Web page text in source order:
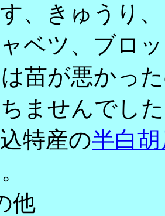
、きゅうり
ベツ、ブロ
は苗が悪かっ
ませんでし
特産の半白
他